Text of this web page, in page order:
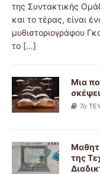
της Συντακτικής
και το τέρας, είναι
μυθιστοριογράφου
το [...]
Μια
7ο
της